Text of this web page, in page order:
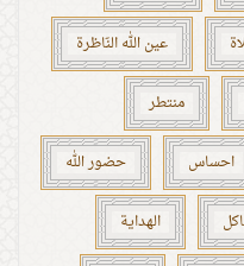
عين الله النّاظرة
منتطر
احساس حضور الله
الهداية